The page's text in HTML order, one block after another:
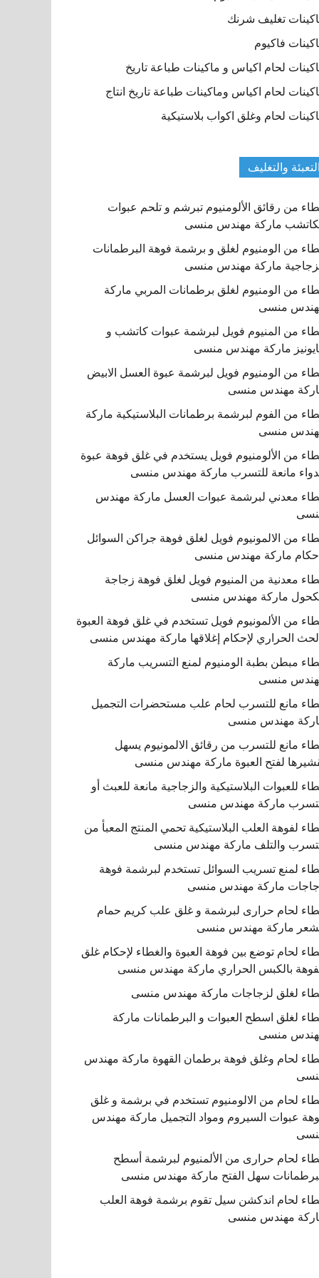
تغليف شرنك
فاكيوم
لحام اكياس و ماكينات طباعة تاريخ
لحام اكياس وماكينات طباعة تاريخ انتاج
لحام وغلق اكواب بلاستيكية
التعبئة والتغليف
من رقائق الألومنيوم تبرشم و تلحم عبوات
ماركة مهندس منسى
من الومنيوم لغلق و برشمة فوهة البرطمانات
ماركة مهندس منسى
من الومنيوم لغلق برطمانات المربي ماركة
منسى
من المنيوم فويل لبرشمة عبوات كاتشب و
ماركة مهندس منسى
من الومنيوم فويل لبرشمة عبوة العسل الابيض
مهندس منسى
من الفوم لبرشمة برطمانات البلاستيكية ماركة
منسى
من الألومنيوم فويل يستخدم في غلق فوهة عبوة
مانعة للتسرب ماركة مهندس منسى
معدني لبرشمة عبوات العسل ماركة مهندس
من الالمونيوم فويل لغلق فوهة جراكن السوائل
ماركة مهندس منسى
معدنية من المنيوم فويل لغلق فوهة زجاجة
ماركة مهندس منسى
من الألمونيوم فويل تستخدم في غلق فوهة العبوة
الحراري لإحكام إغلاقها ماركة مهندس منسى
مبطن بطبة الومنيوم لمنع التسريب ماركة
منسى
مانع للتسرب لحام علب مستحضرات التجميل
مهندس منسى
مانع للتسرب من رقائق الالمونيوم يسهل
لفتح العبوة ماركة مهندس منسى
للعبوات البلاستيكية والزجاجية مانعة للعبث أو
ماركة مهندس منسى
لفوهة العلب البلاستيكية تحمي المنتج المعبأ من
والتلف ماركة مهندس منسى
لمنع تسريب السوائل تستخدم لبرشمة فوهة
ماركة مهندس منسى
لحام حرارى لبرشمة و غلق علب كريم حمام
ماركة مهندس منسى
لحام توضع بين فوهة العبوة والغطاء لإحكام غلق
بالكبس الحراري ماركة مهندس منسى
لغلق لزجاجات ماركة مهندس منسى
لغلق اسطح العبوات و البرطمانات ماركة
منسى
لحام وغلق فوهة برطمان القهوة ماركة مهندس
لحام من الالومنيوم تستخدم في برشمة و غلق
عبوات السيروم ومواد التجميل ماركة مهندس
لحام حرارى من الألمنيوم لبرشمة أسطح
سهل الفتح ماركة مهندس منسى
لحام اندكشن سيل تقوم برشمة فوهة العلب
مهندس منسى